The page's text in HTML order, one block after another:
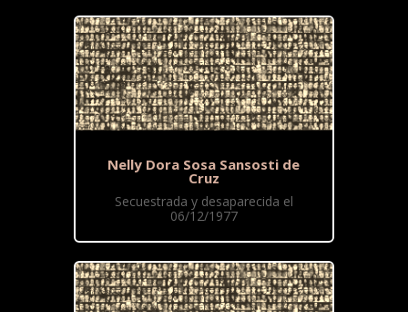
Nelly Dora Sosa Sansosti de
Cruz
Secuestrada y desaparecida el
06/12/1977